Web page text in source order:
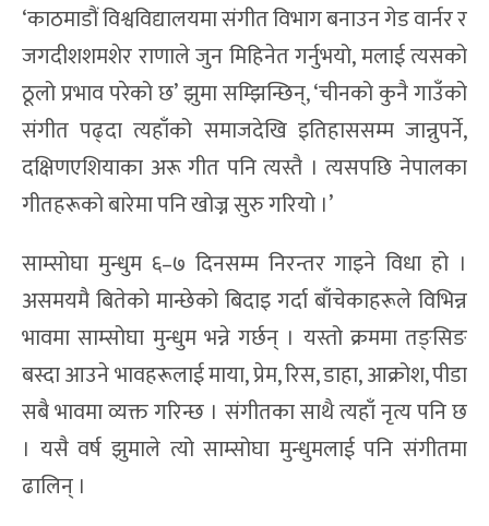
‘काठमाडौं विश्वविद्यालयमा संगीत विभाग बनाउन गेड वार्नर र
जगदीशशमशेर राणाले जुन मिहिनेत गर्नुभयो, मलाई त्यसको
ठूलो प्रभाव परेको छ’ झुमा सम्झिन्छिन्, ‘चीनको कुनै गाउँको
संगीत पढ्दा त्यहाँको समाजदेखि इतिहाससम्म जान्नुपर्ने,
दक्षिणएशियाका अरू गीत पनि त्यस्तै । त्यसपछि नेपालका
गीतहरूको बारेमा पनि खोज्न सुरु गरियो ।’
साम्सोघा मुन्धुम ६–७ दिनसम्म निरन्तर गाइने विधा हो ।
असमयमै बितेको मान्छेको बिदाइ गर्दा बाँचेकाहरूले विभिन्न
भावमा साम्सोघा मुन्धुम भन्ने गर्छन् । यस्तो क्रममा तङ्सिङ
बस्दा आउने भावहरूलाई माया, प्रेम, रिस, डाहा, आक्रोश, पीडा
सबै भावमा व्यक्त गरिन्छ । संगीतका साथै त्यहाँ नृत्य पनि छ
। यसै वर्ष झुमाले त्यो साम्सोघा मुन्धुमलाई पनि संगीतमा
ढालिन् ।